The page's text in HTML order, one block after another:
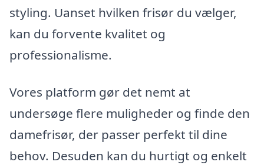
styling. Uanset hvilken frisør du vælger,
kan du forvente kvalitet og
professionalisme.
Vores platform gør det nemt at
undersøge flere muligheder og finde den
damefrisør, der passer perfekt til dine
behov. Desuden kan du hurtigt og enkelt